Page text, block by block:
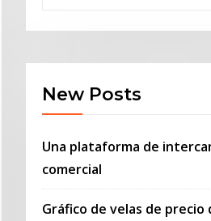
New Posts
Una plataforma de
comercial
Gráfico de velas de